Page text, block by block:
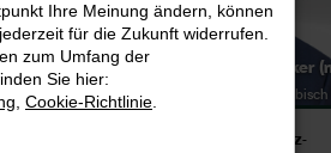
KFZ-Mechatroniker
Standort
für Weiterleitungen)
KFZ-
Ihre Meinung ändern, können
für die Zukunft widerrufen.
zum Umfang der
Sie hier:
Cookie-Richtlinie